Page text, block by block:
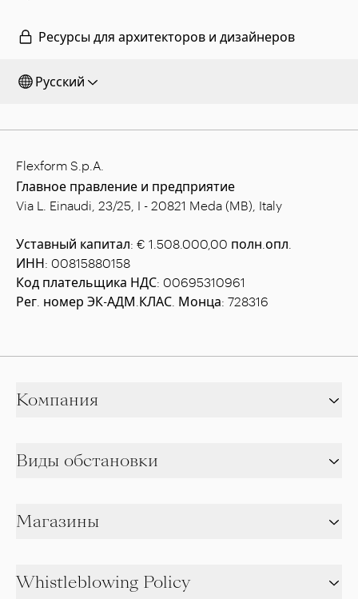
Ресурсы для архитекторов и дизайнеров
Русский
Flexform S.p.A.
Главное правление и предприятие
Via L. Einaudi, 23/25, I - 20821 Meda (MB), Italy
Уставный капитал: € 1.508.000,00 полн.опл.
ИНН: 00815880158
Код плательщика НДС: 00695310961
Рег. номер ЭК-АДМ.КЛАС. Монца: 728316
Компания
Виды обстановки
Магазины
Whistleblowing Policy